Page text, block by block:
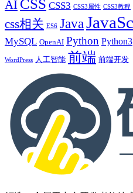
AI CSS CSS3 CSS3属性 CSS3教程
css相关 ES6 Java
MySQL OpenAI Python Python3
WordPress 人工智能 前端 前端开发